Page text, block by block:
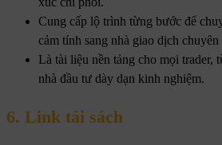
Cung cấp lộ trình từng bước để
cảm tính sang nhà giao dịch chuyên
Là tài liệu nền tảng cho mọi trader,
nhà đầu tư dày dạn kinh nghiệm.
6. Link tải sách